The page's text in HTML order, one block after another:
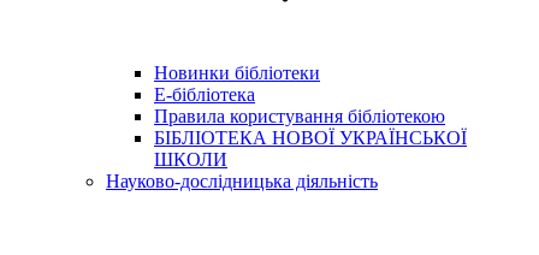
Новинки бібліотеки
E-бібліотека
Правила користування бібліотекою
БІБЛІОТЕКА НОВОЇ УКРАЇНСЬКОЇ
ШКОЛИ
Науково-дослідницька діяльність